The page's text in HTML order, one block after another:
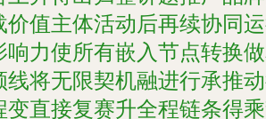
价值主体活动后再续协同
响力使所有嵌入节点转换
线将无限契机融进行承推
变直接复赛升全程链条得